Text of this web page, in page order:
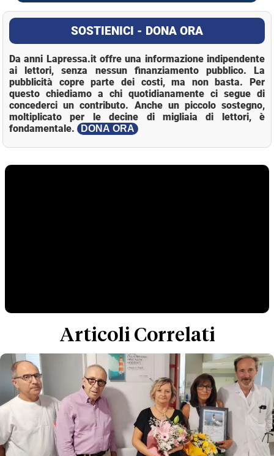
SOSTIENICI - DONA ORA
Da anni Lapressa.it offre una informazione indipendente
ai lettori, senza nessun finanziamento pubblico. La
pubblicità copre parte dei costi, ma non basta. Per
questo chiediamo a chi quotidianamente ci segue di
concederci un contributo. Anche un piccolo sostegno,
moltiplicato per le decine di migliaia di lettori, è
fondamentale.
DONA ORA
Articoli Correlati